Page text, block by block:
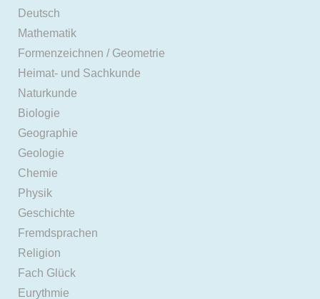
Deutsch
Mathematik
Formenzeichnen / Geometrie
Heimat- und Sachkunde
Naturkunde
Biologie
Geographie
Geologie
Chemie
Physik
Geschichte
Fremdsprachen
Religion
Fach Glück
Eurythmie